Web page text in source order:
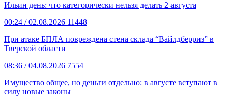
Ильин день: что категорически нельзя делать 2 августа
00:24 / 02.08.2026 11448
При атаке БПЛА повреждена стена склада “Вайлдберриз” в
Тверской области
08:36 / 04.08.2026 7554
Имущество общее, но деньги отдельно: в августе вступают в
силу новые законы